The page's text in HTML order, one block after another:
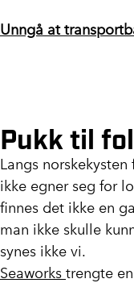
Unngå at
Pukk til
Langs
ikke egner seg for
finnes det ikke en
man ikke skulle
synes ikke vi.
Seaworks trengte